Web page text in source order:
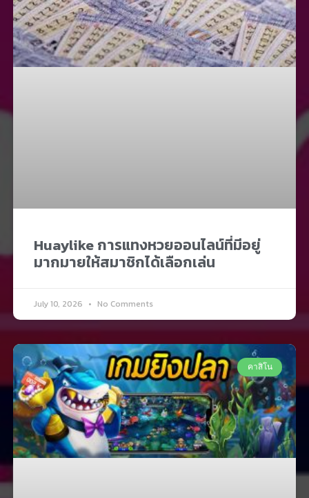
Huaylike การแทงหวยออนไลน์ที่มีอยู่
มากมายให้สมาชิกได้เลือกเล่น
July 10, 2026 No Comments
คาสิโน